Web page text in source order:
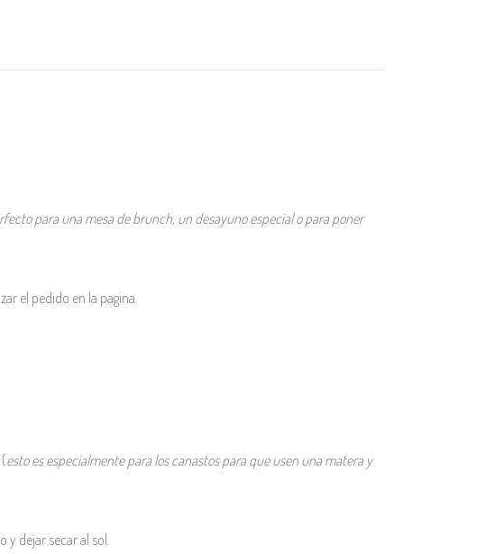
para una mesa de brunch, un desayuno especial o para poner
el pedido en la pagina.
esto es especialmente para los canastos para que usen una matera y
y dejar secar al sol.